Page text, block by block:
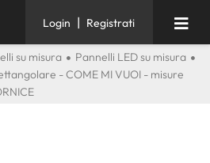
Login | Registrati
su misura
Pannelli LED su misura
- COME MI VUOI - misure